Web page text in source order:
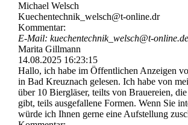
Michael Welsch
Kuechentechnik_­welsch@­t-­online.­dr
Kommentar:
E-Mail: kuechentechnik_­welsch@­t-­online.­de
Marita Gillmann
14.08.2025 16:23:15
Hallo, ich habe im Öffentlichen Anzeigen
in Bad Kreuznach gelesen. Ich habe von
über 10 Biergläser, teilts von Brauereien,
gibt, teils ausgefallene Formen. Wenn Sie
würde ich Ihnen gerne eine Aufstellung